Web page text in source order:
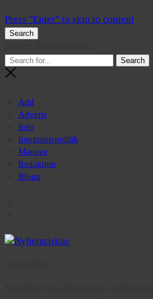
Press "Enter" to skip to content
Search
Add
Adverts
Info
Integritetspolitik
Manage
Redaktion
Blogg